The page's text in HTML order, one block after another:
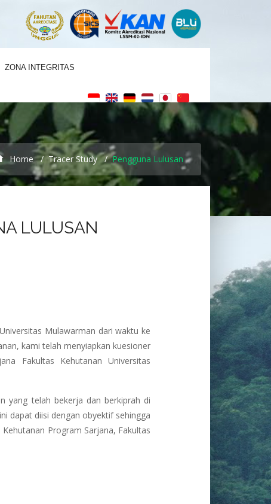
ZONA INTEGRITAS
Home Tracer Study Pengguna Lulusan
LULUSAN
Mulawarman dari waktu ke
kami telah menyiapkan kuesioner
Fakultas Kehutanan Universitas
yang telah bekerja dan berkiprah di
dapat diisi dengan obyektif sehingga
Program Sarjana, Fakultas